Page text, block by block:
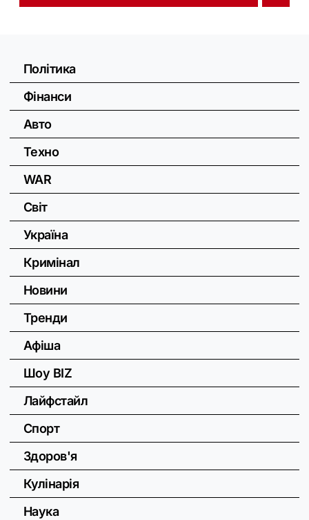
Політика
Фінанси
Авто
Техно
WAR
Світ
Україна
Кримінал
Новини
Тренди
Афіша
Шоу BIZ
Лайфстайл
Спорт
Здоров'я
Кулінарія
Наука